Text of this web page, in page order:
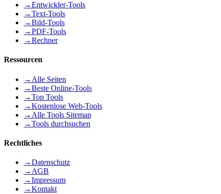
→Entwickler-Tools
→Text-Tools
→Bild-Tools
→PDF-Tools
→Rechner
Ressourcen
→ Alle Seiten
→Beste Online-Tools
→Top Tools
→Kostenlose Web-Tools
→ Alle Tools Sitemap
→Tools durchsuchen
Rechtliches
→Datenschutz
→ AGB
→Impressum
→Kontakt